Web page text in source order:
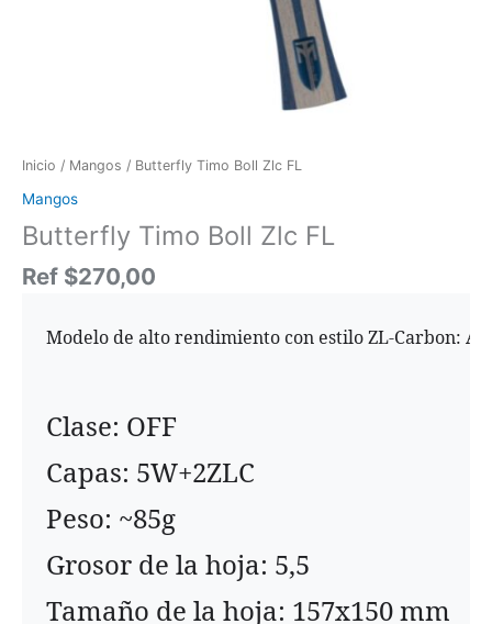
Inicio / Mangos / Butterfly Timo Boll Zlc FL
Mangos
Butterfly Timo Boll Zlc FL
Ref $270,00
Peso: ~85g